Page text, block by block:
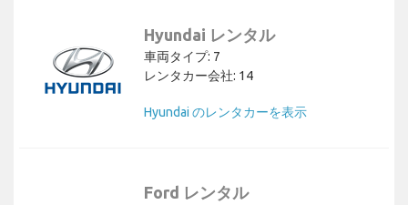
Hyundai レンタル
車両タイプ: 7
レンタカー会社: 14
Hyundai のレンタカーを表示
Ford レンタル